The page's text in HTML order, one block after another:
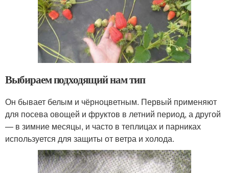
Выбираем подходящий нам тип
Он бывает белым и чёрноцветным. Первый применяют
для посева овощей и фруктов в летний период, а другой
— в зимние месяцы, и часто в теплицах и парниках
используется для защиты от ветра и холода.